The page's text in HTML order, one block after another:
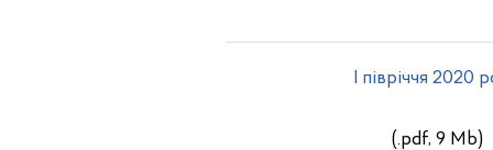
I півріччя 2020
(.pdf, 9 Mb)